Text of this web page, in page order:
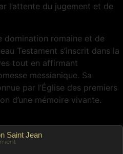
l’attente du jugement et de
domination romaine et de
Testament s’inscrit dans la
tout en affirmant
messianique. Sa
par l’Église des premiers
d’une mémoire vivante.
Saint Jean